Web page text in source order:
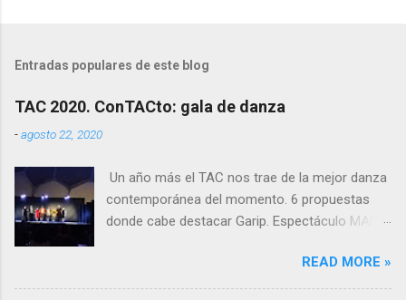
Entradas populares de este blog
TAC 2020. ConTACto: gala de danza
-agosto 22, 2020
Un año más el TAC nos trae de la mejor danza
contemporánea del momento. 6 propuestas
donde cabe destacar Garip. Espectáculo MAPA
Latorre Fernández y Hugo Pereira Pires
Procedencia: Galicia Duración: 12 minutos
READ MORE »